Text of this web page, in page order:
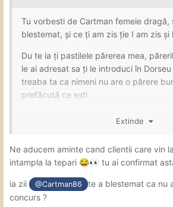
Tu vorbesti de Cartman femeie dragă,
blestemat, și ce ți am zis ție I am zis și
Du te ia ți pastilele părerea mea,
le ai adresat sa ți le introduci în
treaba ta ca nimeni nu are o părere
prefăcută ce esti
stăteai și vorbeai cu mine în privat și o
halal caracter 0 ce ai, falsitate
După vii la mine în privat și îți cer
rog Amaliaaaaa
Extinde
Ne aducem aminte cand clientii care vin
intampla la tepari 😂👀 tu ai confirmat
ia zii @Cartman86
te a blestemat ca nu
concurs ?